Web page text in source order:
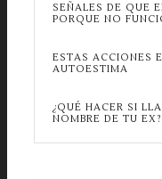
SEÑALES DE QUE
PORQUE NO
ESTAS ACCIONES
AUTOESTIMA
¿QUÉ HACER SI
NOMBRE DE TU EX?